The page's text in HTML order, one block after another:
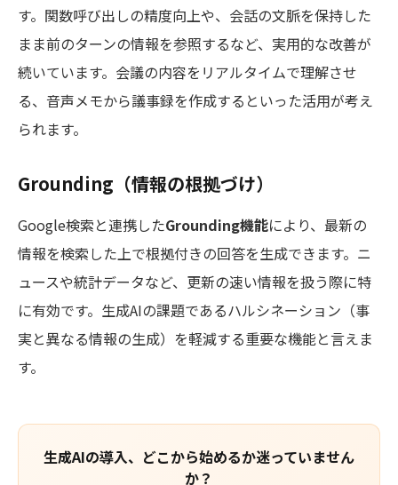
す。関数呼び出しの精度向上や、会話の文脈を保持した
まま前のターンの情報を参照するなど、実用的な改善が
続いています。会議の内容をリアルタイムで理解させ
る、音声メモから議事録を作成するといった活用が考え
られます。
Grounding（情報の根拠づけ）
Google検索と連携したGrounding機能により、最新の
情報を検索した上で根拠付きの回答を生成できます。ニ
ュースや統計データなど、更新の速い情報を扱う際に特
に有効です。生成AIの課題であるハルシネーション（事
実と異なる情報の生成）を軽減する重要な機能と言えま
す。
生成AIの導入、どこから始めるか迷っていません
か？